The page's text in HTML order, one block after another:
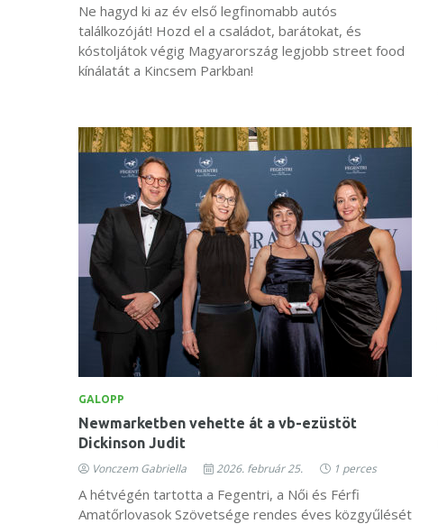
Ne hagyd ki az év első legfinomabb autós
találkozóját! Hozd el a családot, barátokat, és
kóstoljátok végig Magyarország legjobb street food
kínálatát a Kincsem Parkban!
GALOPP
Newmarketben vehette át a vb-ezüstöt
Dickinson Judit
Vonczem Gabriella 2026. február 25. 1 perces
A hétvégén tartotta a Fegentri, a Női és Férfi
Amatőrlovasok Szövetsége rendes éves közgyűlését